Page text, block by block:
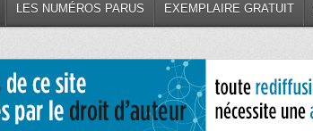
LES NUMÉROS PARUS EXEMPLAIRE GRATUIT